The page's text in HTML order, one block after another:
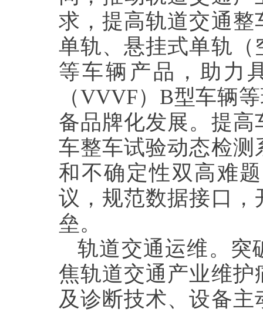
求，提高轨道交通
单轨、悬挂式单轨
等车辆产品，助力
（VVVF） B型车辆
备品牌化发展。提
车整车试验动态检
和不确定性双高难
议，规范数据接口
垒。
轨道交通运维。突
焦轨道交通产业维
及诊断技术、设备